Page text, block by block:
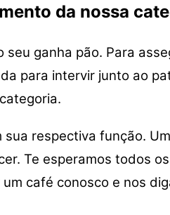
da nossa
ganha pão. Para
para intervir junto ao
respectiva função.
Te esperamos todos
café conosco e nos